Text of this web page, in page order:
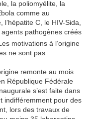
la poliomyélite, la
comme au
C, le HIV-Sida,
pathogènes créés
Les motivations à l’origine
ne sont pas
remonte au mois
République Fédérale
s’est faite dans
indifféremment pour des
lors des travaux de